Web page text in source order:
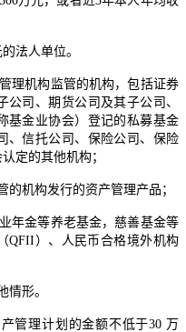
法人单位。
理机构监管的机构，包括证券
司、期货公司及其子公司、
基金业协会）登记的私募基金
、信托公司、保险公司、保险
定的其他机构；
的机构发行的资产管理产品；
年金等养老基金，慈善基金等
QFII）、人民币合格境外机构
情形。
管理计划的金额不低于30 万